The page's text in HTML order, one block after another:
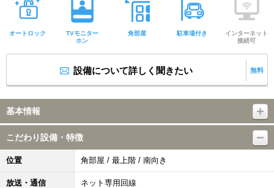
オートロック
TVモニター
ホン
角部屋 駐車場付き
インターネット
接続可
設備について詳しく聞きたい 無料
基本情報
こだわり設備・特徴
位置 角部屋 / 最上階 / 南向き
放送・通信 ネット専用回線